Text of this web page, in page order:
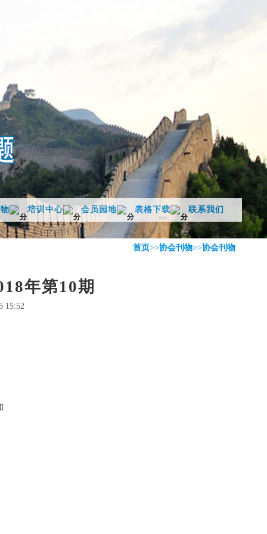
培训中心 会员园地 表格下载 联系我们
首页>>协会刊物>>协会刊物
年第10期
15:52